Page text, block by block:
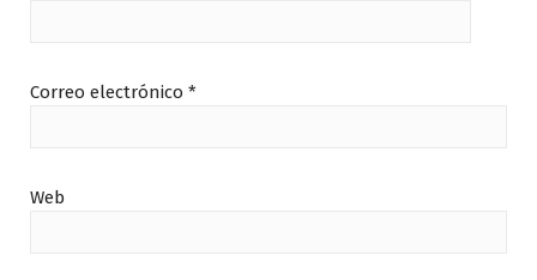
Correo electrónico *
Web